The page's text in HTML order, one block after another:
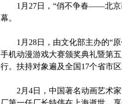
1 月 27日 ，“俏不争春——北
幕。
1 月 28日 ，由文化部主办的“
手机动漫游戏大赛颁奖典礼暨第
行。扶持对象遍及全国17个省市区
2 月 4日
，中国著名动画艺术